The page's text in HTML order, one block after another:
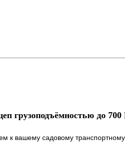
грузоподъёмностью до 700
к вашему садовому